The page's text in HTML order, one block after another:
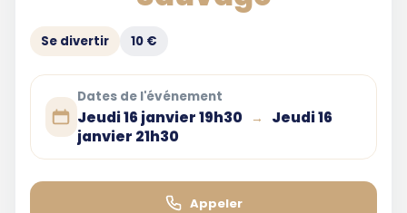
Se divertir 10 €
Dates de l'événement
Jeudi 16 janvier 19h30 →
Jeudi 16
janvier 21h30
Appeler